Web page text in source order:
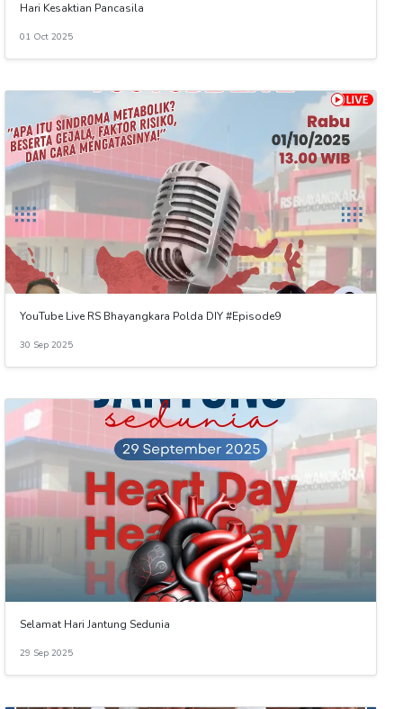
Hari Kesaktian Pancasila
01 Oct 2025
YouTube Live RS Bhayangkara Polda DIY #Episode9
30 Sep 2025
Selamat Hari Jantung Sedunia
29 Sep 2025